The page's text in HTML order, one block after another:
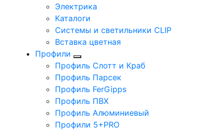
Электрика
Каталоги
Системы и светильники CLIP
Вставка цветная
Профили
Профиль Слотт и Краб
Профиль Парсек
Профиль FerGipps
Профиль ПВХ
Профиль Алюминиевый
Профили 5+PRO